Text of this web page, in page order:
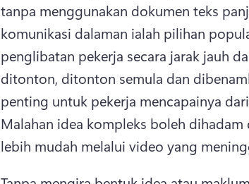
tanpa menggunakan dokumen teks
komunikasi dalaman ialah pilihan
penglibatan pekerja secara jarak jauh
ditonton, ditonton semula dan
Malahan idea kompleks boleh
lebih mudah melalui video yang